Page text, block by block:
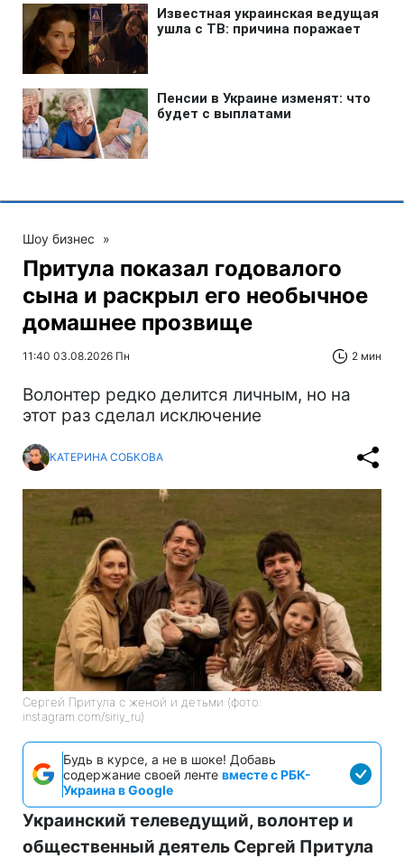
Шоу бизнес »
Притула показал годовалого
сына и раскрыл его необычное
домашнее прозвище
11:40 03.08.2026 Пн 2 мин
Волонтер редко делится личным, но на
этот раз сделал исключение
КАТЕРИНА СОБКОВА
Сергей Притула с женой и детьми (фото:
instagram.com/siriy_ru)
Будь в курсе, а не в шоке! Добавь
содержание своей ленте вместе с РБК-
Украина в Google
Украинский телеведущий, волонтер и
общественный деятель Сергей Притула